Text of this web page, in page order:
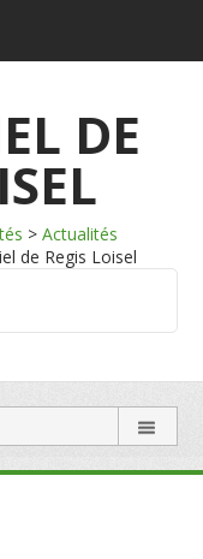
DE
> Actualités
de Regis Loisel